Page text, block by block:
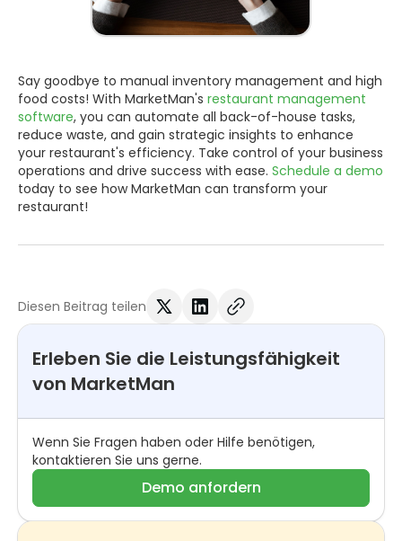
Say goodbye to manual inventory management and high
food costs! With MarketMan's restaurant management
software, you can automate all back-of-house tasks,
reduce waste, and gain strategic insights to enhance
your restaurant's efficiency. Take control of your business
operations and drive success with ease. Schedule a demo
today to see how MarketMan can transform your
restaurant!
Diesen Beitrag teilen
Erleben Sie die Leistungsfähigkeit
von MarketMan
Wenn Sie Fragen haben oder Hilfe benötigen,
kontaktieren Sie uns gerne.
Demo anfordern